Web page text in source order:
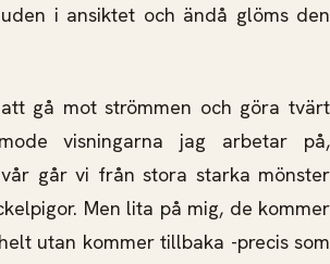
i ansiktet och ändå glöms den
gå mot strömmen och göra tvärt
visningarna jag arbetar på,
går vi från stora starka mönster
Men lita på mig, de kommer
utan kommer tillbaka -precis som